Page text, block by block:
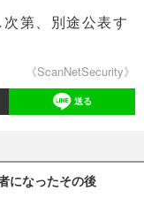
第、別途公表す
《ScanNetSecurity》
送る
になったその後